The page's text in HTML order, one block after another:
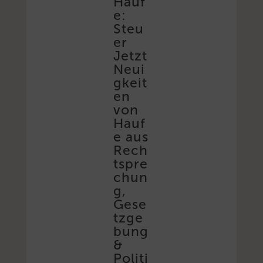
e:
Steu
er
Jetzt
Neui
gkeit
en
von
Hauf
e aus
Rech
tspre
chun
g,
Gese
tzge
bung
&
Politi